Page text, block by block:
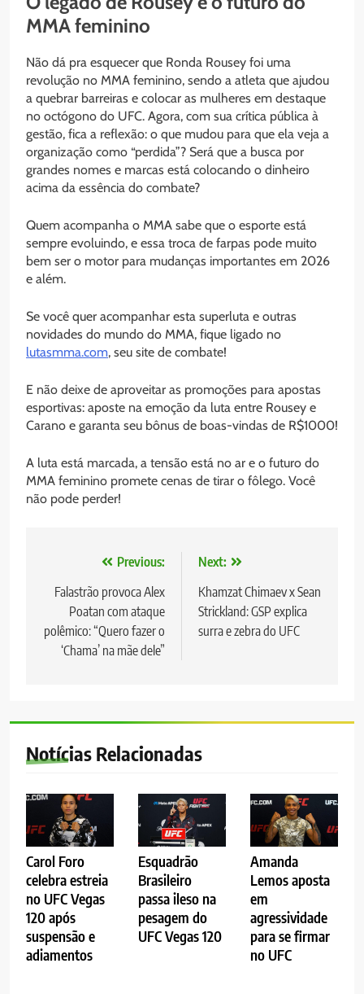
MMA feminino
Não dá pra esquecer que Ronda Rousey foi uma
revolução no MMA feminino, sendo a atleta que ajudou
a quebrar barreiras e colocar as mulheres em destaque
no octógono do UFC. Agora, com sua crítica pública à
gestão, fica a reflexão: o que mudou para que ela veja a
organização como “perdida”? Será que a busca por
grandes nomes e marcas está colocando o dinheiro
acima da essência do combate?
Quem acompanha o MMA sabe que o esporte está
sempre evoluindo, e essa troca de farpas pode muito
bem ser o motor para mudanças importantes em 2026
e além.
Se você quer acompanhar esta superluta e outras
novidades do mundo do MMA, fique ligado no
lutasmma.com, seu site de combate!
E não deixe de aproveitar as promoções para apostas
esportivas: aposte na emoção da luta entre Rousey e
Carano e garanta seu bônus de boas-vindas de R$1000!
A luta está marcada, a tensão está no ar e o futuro do
MMA feminino promete cenas de tirar o fôlego. Você
não pode perder!
Navegação
de
Post
Previous:
Falastrão provoca Alex
Poatan com ataque
polêmico: “Quero fazer o
‘Chama’ na mãe dele”
Next:
Khamzat Chimaev x Sean
Strickland: GSP explica
surra e zebra do UFC
Notícias Relacionadas
Carol Foro
celebra estreia
no UFC Vegas
120 após
suspensão e
adiamentos
Esquadrão
Brasileiro
passa ileso na
pesagem do
UFC Vegas 120
Amanda
Lemos aposta
em
agressividade
para se firmar
no UFC